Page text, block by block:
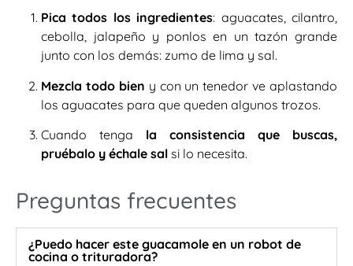
Pica todos los ingredientes: aguacates, cilantro,
cebolla, jalapeño y ponlos en un tazón grande
junto con los demás: zumo de lima y sal.
Mezcla todo bien y con un tenedor ve aplastando
los aguacates para que queden algunos trozos.
Cuando tenga la consistencia que buscas,
pruébalo y échale sal si lo necesita.
Preguntas frecuentes
¿Puedo hacer este guacamole en un robot de
cocina o trituradora?